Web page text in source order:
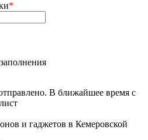
*
В ближайшее время с
и гаджетов в Кемеровской